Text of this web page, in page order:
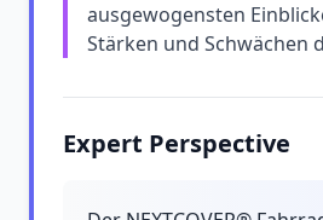
ausgewogensten
Stärken und Schwächen
Expert Perspective